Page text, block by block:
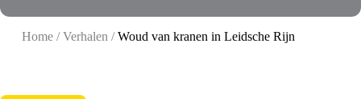
Home/Verhalen /Woud van kranen in Leidsche Rijn